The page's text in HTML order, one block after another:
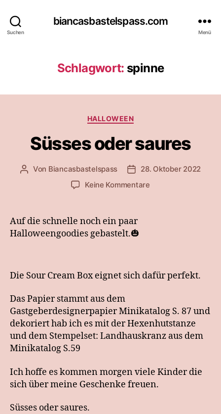
Suchen
biancasbastelspass.com
Menü
Schlagwort: spinne
Kategorien
HALLOWEEN
Süsses oder saures
Beitragsautor
Von Biancasbastelspass Beitragsdatum
28. Oktober 2022
Keine Kommentarezu
Auf die schnelle noch ein paar
Halloweengoodies gebastelt.🎃
Die Sour Cream Box eignet sich dafür perfekt.
Das Papier stammt aus dem
Gastgeberdesignerpapier Minikatalog S. 87 und
dekoriert hab ich es mit der Hexenhutstanze
und dem Stempelset: Landhauskranz aus dem
Minikatalog S.59
Ich hoffe es kommen morgen viele Kinder die
sich über meine Geschenke freuen.
Süsses oder saures.